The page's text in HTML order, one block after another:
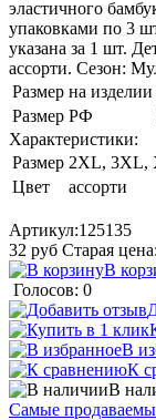
эластичного
упаковками по 3
указана за 1 шт.
ассорти. Сезон:
Размер на изделии
Размер РФ
Характеристики:
Размер 2XL, 3XL,
Цвет
ассорти
Артикул:125135
32 руб Старая цена:
В
Голосов: 0
В
К
В
Самые